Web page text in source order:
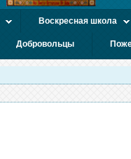
Воскресная школа
Добровольцы